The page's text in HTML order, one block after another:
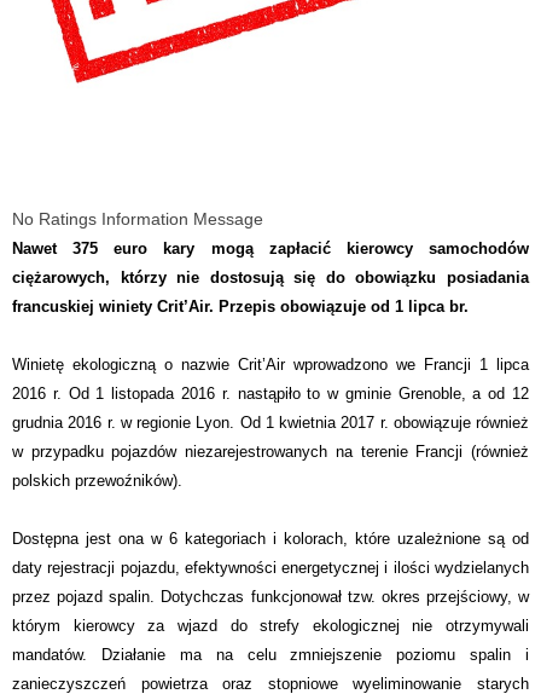
No Ratings Information Message
Nawet 375 euro kary mogą zapłacić kierowcy samochodów
ciężarowych, którzy nie dostosują się do obowiązku posiadania
francuskiej winiety Crit’Air. Przepis obowiązuje od 1 lipca br.
Winietę ekologiczną o nazwie Crit’Air wprowadzono we Francji 1 lipca
2016 r. Od 1 listopada 2016 r. nastąpiło to w gminie Grenoble, a od 12
grudnia2016 r. w regionie Lyon. Od 1 kwietnia2017 r. obowiązuje również
w przypadku pojazdów niezarejestrowanych na terenie Francji (również
polskich przewoźników).
Dostępna jest ona w 6 kategoriach i kolorach, które uzależnione są od
daty rejestracji pojazdu, efektywności energetycznej i ilości wydzielanych
przez pojazd spalin. Dotychczas funkcjonował tzw. okres przejściowy, w
którym kierowcy za wjazd do strefy ekologicznej nie otrzymywali
mandatów. Działanie ma na celu zmniejszenie poziomu spalin i
zanieczyszczeń powietrza oraz stopniowe wyeliminowanie starych